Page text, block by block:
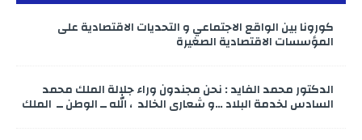
كورونا بين الواقع الاجتماعي و التحديات الاقتصادية على
المؤسسات الاقتصادية الصغيرة
الدكتور محمد الفايد : نحن مجندون وراء جلالة الملك محمد
السادس لخدمة البلاد …و شعاري الخالد ، الله ــ الوطن ــ الملك